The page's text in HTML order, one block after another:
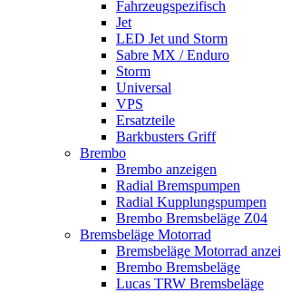
Fahrzeugspezifisch
Jet
LED Jet und Storm
Sabre MX / Enduro
Storm
Universal
VPS
Ersatzteile
Barkbusters Griff
Brembo
Brembo anzeigen
Radial Bremspumpen
Radial Kupplungspumpen
Brembo Bremsbeläge Z04
Bremsbeläge Motorrad
Bremsbeläge Motorrad
Brembo Bremsbeläge
Lucas TRW Bremsbeläge